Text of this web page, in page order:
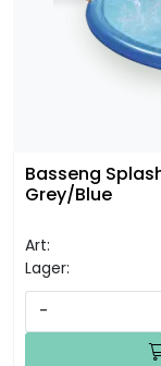
Basseng
Grey/Blue
Art:
Lager:
-